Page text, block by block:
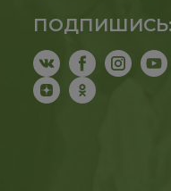
ПОДПИШИСЬ: